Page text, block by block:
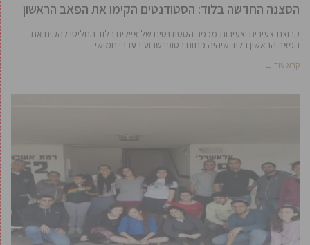
הסצנה החדשה בלוד: הסטודנטים הקימו את הפאב הראשון
קבוצת צעירים וצעירות מכפר הסטודנטים של איילים בלוד החליטו להקים את
הפאב הראשון בלוד שיהיה פתוח בסופי שבוע בערבי חמישי
קרא עוד ←